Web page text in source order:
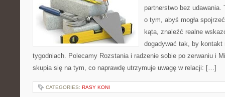
partnerstwo bez udawania.
o tym, abyś mogła
kąta, znaleźć realne
dogadywać tak, by kontakt
tygodniach. Polecamy Rozstania i radzenie sobie po zerwaniu i
skupia się na tym, co naprawdę utrzymuje uwagę w relacji: […]
CATEGORIES: RASY KONI